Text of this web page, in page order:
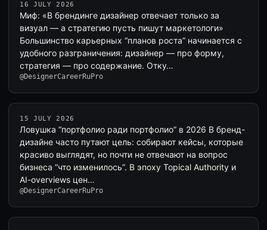
16 JULY 2026
Миф: «В брендинге дизайнер отвечает только за
визуал — а стратегию пусть пишут маркетологи»
Большинство карьерных “планов роста” начинается с
удобного разграничения: дизайнер — про форму,
стратегия — про содержание. Отку…
@DesignerCareerRuPro
15 JULY 2026
Ловушка “портфолио ради портфолио” в 2026 В бренд-
дизайне часто путают цель: собирают кейсы, которые
красиво выглядят, но почти не отвечают на вопрос
бизнеса “что изменилось”. В эпоху Topical Authority и
AI-overviews цен…
@DesignerCareerRuPro